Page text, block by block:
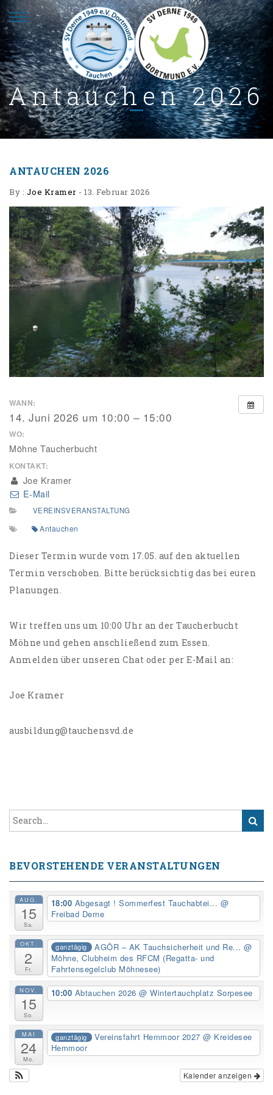
Antauchen 2026
ANTAUCHEN 2026
By : Joe Kramer - 13. Februar 2026
WANN:
14. Juni 2026 um 10:00 – 15:00
WO:
Möhne Taucherbucht
KONTAKT:
Joe Kramer
E-Mail
VEREINSVERANSTALTUNG
Antauchen
Dieser Termin wurde vom 17.05. auf den aktuellen
Termin verschoben. Bitte berücksichtig das bei euren
Planungen.
Wir treffen uns um 10:00 Uhr an der Taucherbucht
Möhne und gehen anschließend zum Essen.
Anmelden über unseren Chat oder per E-Mail an:
Joe Kramer
ausbildung@tauchensvd.de
BEVORSTEHENDE VERANSTALTUNGEN
AUG.
15
Sa.
18:00 Abgesagt ! Sommerfest Tauchabtei... @
Freibad Derne
OKT.
2
Fr.
ganztägig AGÖR – AK Tauchsicherheit und Re...@
Möhne, Clubheim des RFCM (Regatta- und
Fahrtensegelclub Möhnesee)
NOV.
15
So.
10:00 Abtauchen 2026@ Wintertauchplatz Sorpesee
MAI
24
Mo.
ganztägig Vereinsfahrt Hemmoor 2027@ Kreidesee
Hemmoor
Kalender anzeigen